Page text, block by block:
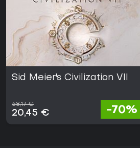
Sid Meier's Civilization VII
68,17 €
20,45 € -70%